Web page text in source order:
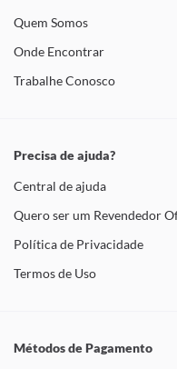
Quem Somos
Onde Encontrar
Trabalhe Conosco
Precisa de ajuda?
Central de ajuda
Quero ser um Revendedor
Política de Privacidade
Termos de Uso
Métodos de Pagamento